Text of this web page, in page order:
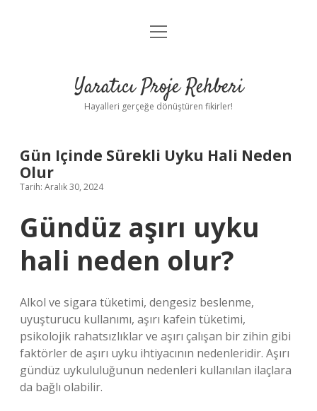
Anasayfa
Yasal Uyarı
menüyü
Yaratıcı Proje Rehberi
Hayalleri gerçeğe dönüştüren fikirler!
Gün Içinde Sürekli Uyku Hali Neden
Olur
Tarih: Aralık 30, 2024
Gündüz aşırı uyku
hali neden olur?
Alkol ve sigara tüketimi, dengesiz beslenme,
uyuşturucu kullanımı, aşırı kafein tüketimi,
psikolojik rahatsızlıklar ve aşırı çalışan bir zihin gibi
faktörler de aşırı uyku ihtiyacının nedenleridir. Aşırı
gündüz uykululuğunun nedenleri kullanılan ilaçlara
da bağlı olabilir.